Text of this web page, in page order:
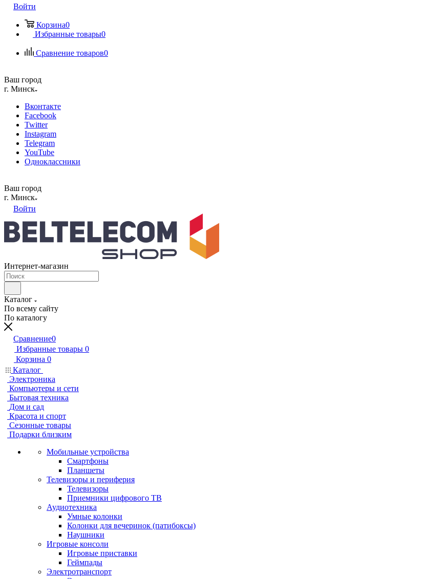
Войти
Корзина0
Избранные товары0
Сравнение товаров0
Ваш город
г. Минск
Вконтакте
Facebook
Twitter
Instagram
Telegram
YouTube
Одноклассники
Ваш город
г. Минск
Войти
Интернет-магазин
Каталог
По всему сайту
По каталогу
Сравнение0
Избранные товары 0
Корзина 0
Каталог
Электроника
Компьютеры и сети
Бытовая техника
Дом и сад
Красота и спорт
Сезонные товары
Подарки близким
Мобильные устройства
Смартфоны
Планшеты
Телевизоры и периферия
Телевизоры
Приемники цифрового ТВ
Аудиотехника
Умные колонки
Колонки для вечеринок (патибоксы)
Наушники
Игровые консоли
Игровые приставки
Геймпады
Электротранспорт